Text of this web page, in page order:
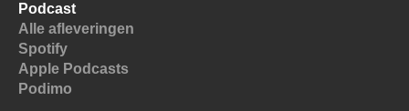
Podcast
Alle afleveringen
Spotify
Apple Podcasts
Podimo